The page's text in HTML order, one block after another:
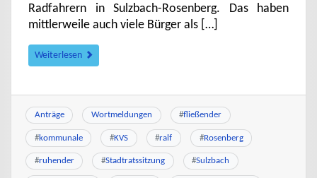
Radfahrern in Sulzbach-Rosenberg. Das haben
mittlerweile auch viele Bürger als […]
Weiterlesen
Anträge Wortmeldungen #fließender
#kommunale #KVS #ralf #Rosenberg
#ruhender #Stadtratssitzung #Sulzbach